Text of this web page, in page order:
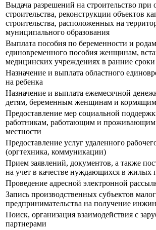
Выдача разрешений на строительство при
строительства, реконструкции объектов
строительства, расположенных на
муниципального образования
Выплата пособия по беременности и
единовременного пособия женщинам,
медицинских учреждениях в ранние
Назначение и выплата областного
на ребенка
Назначение и выплата ежемесячной
детям, беременным женщинам и
Предоставление мер социальной
работникам, работающим и проживающим
местности
Предоставление услуг удаленного
(оргтехника, коммуникации)
Прием заявлений, документов, а также
на учет в качестве нуждающихся в жилых
Проведение адресной электронной
Запись производственных субъектов
предпринимательства на получение
Поиск, организация взаимодействия с
партнерами